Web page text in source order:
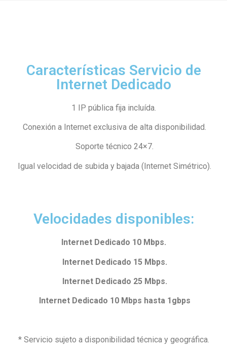
Características Servicio de
Internet Dedicado
1 IP pública fija incluída.
Conexión a Internet exclusiva de alta disponibilidad.
Soporte técnico 24×7.
Igual velocidad de subida y bajada (Internet Simétrico).
Velocidades disponibles:
Internet Dedicado 10 Mbps.
Internet Dedicado 15 Mbps.
Internet Dedicado 25 Mbps.
Internet Dedicado 10 Mbps hasta 1gbps
* Servicio sujeto a disponibilidad técnica y geográfica.